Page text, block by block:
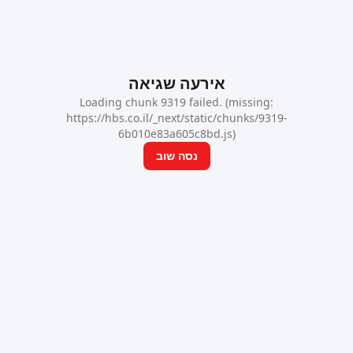
אירעה שגיאה
Loading chunk 9319 failed. (missing:
https://hbs.co.il/_next/static/chunks/9319-
6b010e83a605c8bd.js)